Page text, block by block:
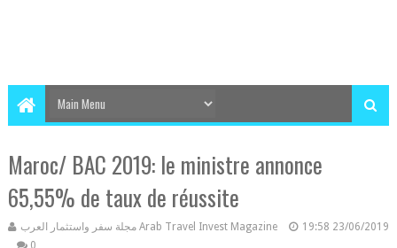
Maroc/ BAC 2019: le ministre annonce
65,55% de taux de réussite
مجلة سفر واستثمار العرب Arab Travel Invest Magazine 19:58 23/06/2019
0